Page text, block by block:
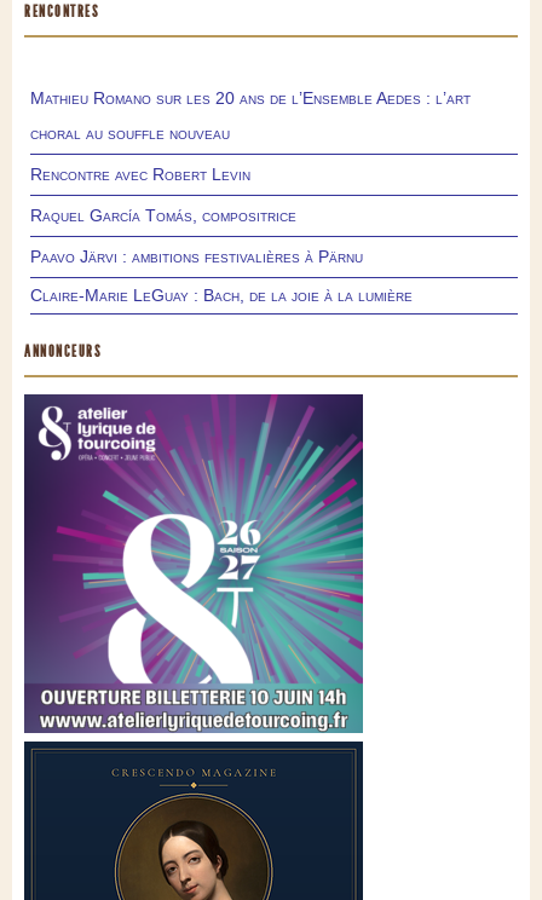
RENCONTRES
Mathieu Romano sur les 20 ans de l’Ensemble Aedes : l’art
choral au souffle nouveau
Rencontre avec Robert Levin
Raquel García Tomás, compositrice
Paavo Järvi : ambitions festivalières à Pärnu
Claire-Marie LeGuay : Bach, de la joie à la lumière
ANNONCEURS